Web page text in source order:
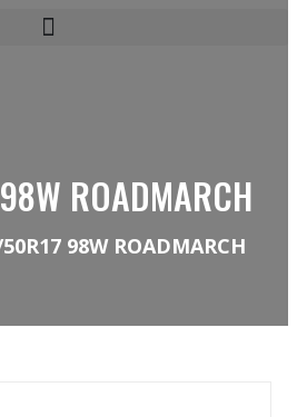
ROADMARCH
98W ROADMARCH